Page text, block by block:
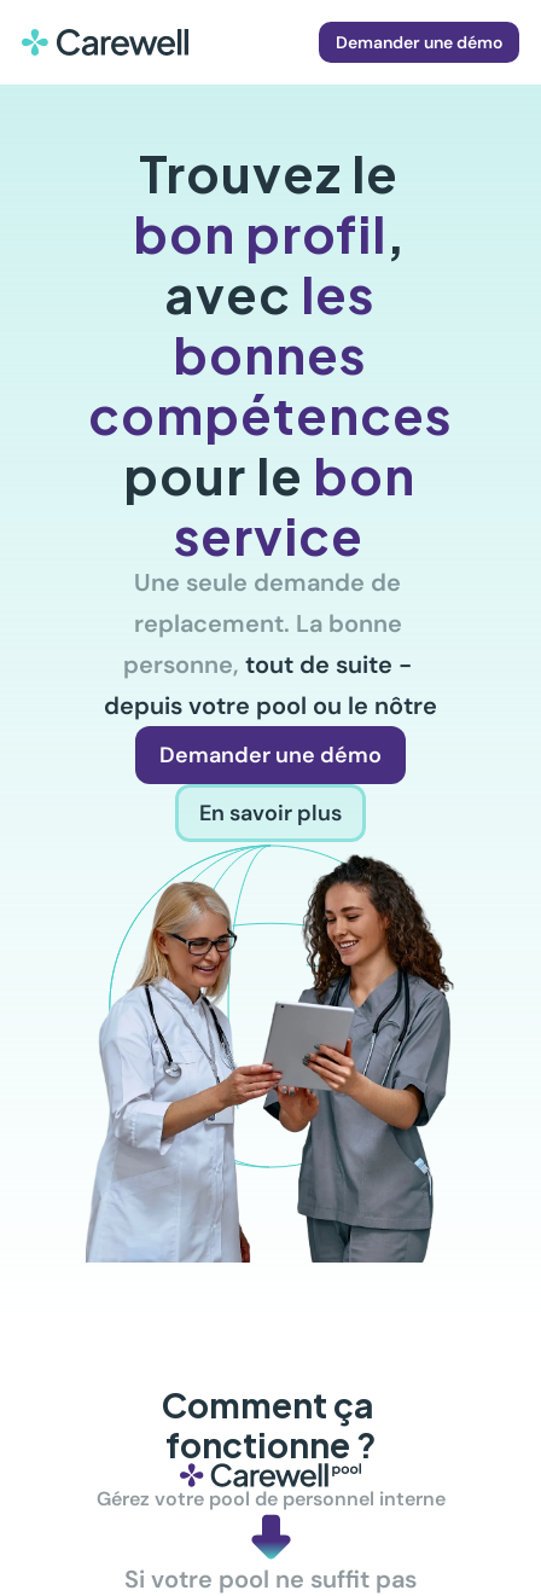
Demander une démo
Trouvez le
bon profil,
avec les
bonnes
compétences
pour le bon
service
Une seule demande de
replacement. La bonne
personne, tout de suite -
depuis votre pool ou le nôtre
Demander une démo
En savoir plus
Comment ça
fonctionne ?
Gérez votre pool de personnel interne
Si votre pool ne suffit pas